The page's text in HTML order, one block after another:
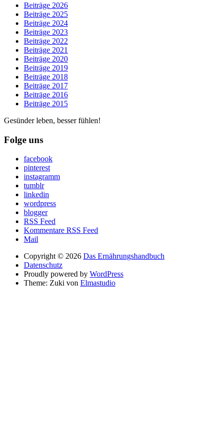
Beiträge 2026
Beiträge 2025
Beiträge 2024
Beiträge 2023
Beiträge 2022
Beiträge 2021
Beiträge 2020
Beiträge 2019
Beiträge 2018
Beiträge 2017
Beiträge 2016
Beiträge 2015
Gesünder leben, besser fühlen!
Folge uns
facebook
pinterest
instagramm
tumblr
linkedin
wordpress
blogger
RSS Feed
Kommentare RSS Feed
Mail
Copyright © 2026 Das Ernährungshandbuch
Datenschutz
Proudly powered by WordPress
Theme: Zuki von Elmastudio